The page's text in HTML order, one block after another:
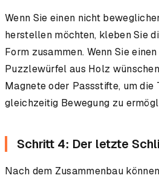
Wenn Sie einen nicht
herstellen möchten, kleben Sie
Form zusammen. Wenn Sie
Puzzlewürfel aus Holz
Magnete oder Passstifte, um die
gleichzeitig Bewegung zu
Schritt 4: Der letzte
Nach dem Zusammenbau